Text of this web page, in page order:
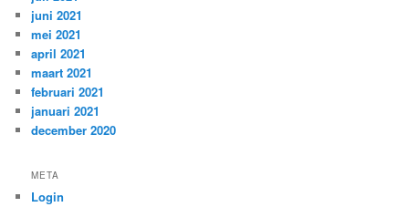
juni 2021
mei 2021
april 2021
maart 2021
februari 2021
januari 2021
december 2020
META
Login